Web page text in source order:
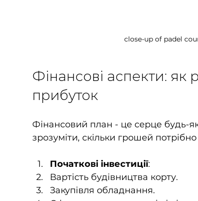
close-up of padel
Фінансові аспекти: як
прибуток
Фінансовий план - це серце будь-
зрозуміти, скільки грошей
Початкові інвестиції:
Вартість будівництва корту.
Закупівля обладнання.